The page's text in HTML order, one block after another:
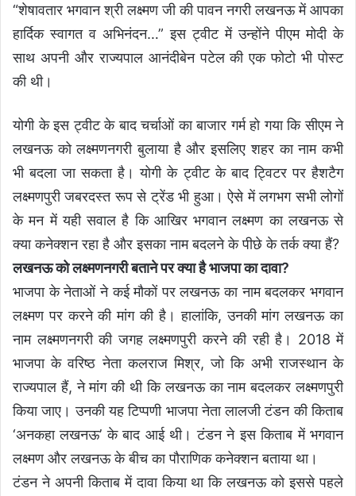
“शेषावतार भगवान श्री लक्ष्मण जी की पावन नगरी लखनऊ में आपका
हार्दिक स्वागत व अभिनंदन…” इस ट्वीट में उन्होंने पीएम मोदी के
साथ अपनी और राज्यपाल आनंदीबेन पटेल की एक फोटो भी पोस्ट
की थी।
योगी के इस ट्वीट के बाद चर्चाओं का बाजार गर्म हो गया कि सीएम ने
लखनऊ को लक्ष्मणनगरी बुलाया है और इसलिए शहर का नाम कभी
भी बदला जा सकता है। योगी के ट्वीट के बाद ट्विटर पर हैशटैग
लक्ष्मणपुरी जबरदस्त रूप से ट्रेंड भी हुआ। ऐसे में लगभग सभी लोगों
के मन में यही सवाल है कि आखिर भगवान लक्ष्मण का लखनऊ से
क्या कनेक्शन रहा है और इसका नाम बदलने के पीछे के तर्क क्या हैं?
लखनऊ को लक्ष्मणनगरी बताने पर क्या है भाजपा का दावा?
भाजपा के नेताओं ने कई मौकों पर लखनऊ का नाम बदलकर भगवान
लक्ष्मण पर करने की मांग की है। हालांकि, उनकी मांग लखनऊ का
नाम लक्ष्मणनगरी की जगह लक्ष्मणपुरी करने की रही है। 2018 में
भाजपा के वरिष्ठ नेता कलराज मिश्र, जो कि अभी राजस्थान के
राज्यपाल हैं, ने मांग की थी कि लखनऊ का नाम बदलकर लक्ष्मणपुरी
किया जाए। उनकी यह टिप्पणी भाजपा नेता लालजी टंडन की किताब
‘अनकहा लखनऊ’ के बाद आई थी। टंडन ने इस किताब में भगवान
लक्ष्मण और लखनऊ के बीच का पौराणिक कनेक्शन बताया था।
टंडन ने अपनी किताब में दावा किया था कि लखनऊ को इससे पहले